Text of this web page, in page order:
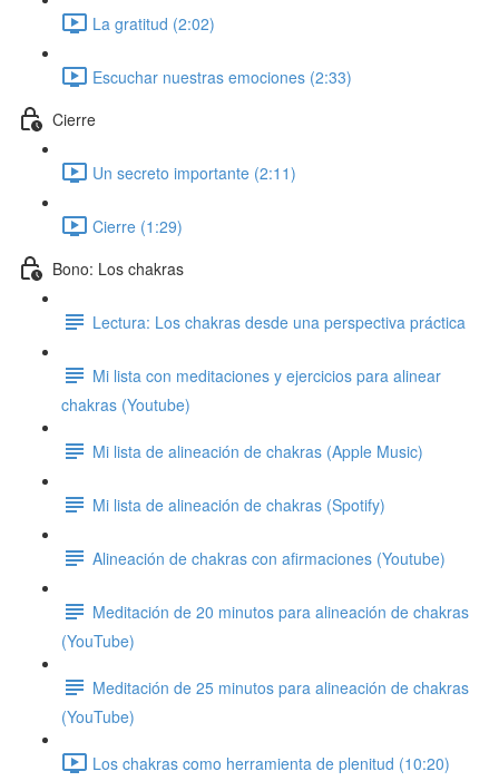
La gratitud (2:02)
Escuchar nuestras emociones (2:33)
Cierre
Un secreto importante (2:11)
Cierre (1:29)
Bono: Los chakras
Lectura: Los chakras desde una perspectiva práctica
Mi lista con meditaciones y ejercicios para alinear
chakras (Youtube)
Mi lista de alineación de chakras (Apple Music)
Mi lista de alineación de chakras (Spotify)
Alineación de chakras con afirmaciones (Youtube)
Meditación de 20 minutos para alineación de chakras
(YouTube)
Meditación de 25 minutos para alineación de chakras
(YouTube)
Los chakras como herramienta de plenitud (10:20)